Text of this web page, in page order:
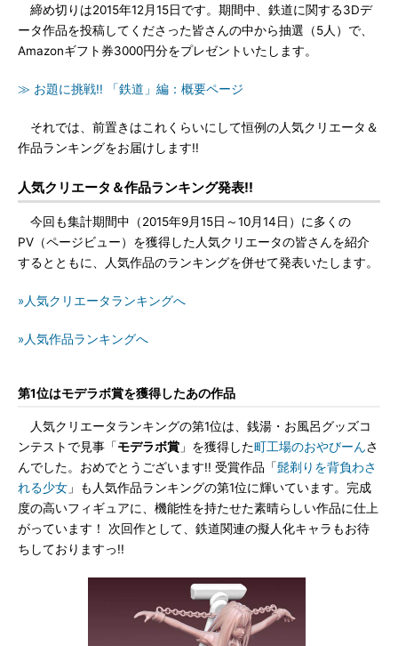
締め切りは2015年12月15日です。期間中、鉄道に関する3Dデ
ータ作品を投稿してくださった皆さんの中から抽選（5人）で、
Amazonギフト券3000円分をプレゼントいたします。
≫ お題に挑戦!! 「鉄道」編：概要ページ
それでは、前置きはこれくらいにして恒例の人気クリエータ＆
作品ランキングをお届けします!!
人気クリエータ＆作品ランキング発表!!
今回も集計期間中（2015年9月15日～10月14日）に多くの
PV（ページビュー）を獲得した人気クリエータの皆さんを紹介
するとともに、人気作品のランキングを併せて発表いたします。
»人気クリエータランキングへ
»人気作品ランキングへ
第1位はモデラボ賞を獲得したあの作品
人気クリエータランキングの第1位は、銭湯・お風呂グッズコ
ンテストで見事「モデラボ賞 」を獲得した町工場のおやびーんさ
んでした。おめでとうございます!! 受賞作品「髭剃りを背負わさ
れる少女 」も人気作品ランキングの第1位に輝いています。完成
度の高いフィギュアに、機能性を持たせた素晴らしい作品に仕上
がっています！ 次回作として、鉄道関連の擬人化キャラもお待
ちしておりますっ!!